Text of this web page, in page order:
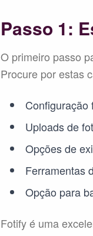
Passo 1:
O primeiro passo
Procure por estas
Configuração
Uploads de
Opções de
Ferramentas
Opção para
Fotify é uma